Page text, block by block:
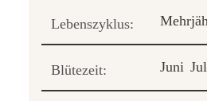
Lebenszyklus:
Blütezeit: Juni